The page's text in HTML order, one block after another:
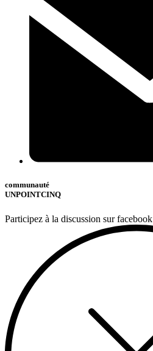
communauté
UNPOINTCINQ
Participez à la discussion sur facebook